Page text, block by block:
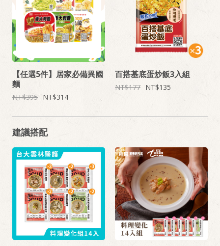
【任選5件】居家必備異國
麵
395 314
百搭基底蛋炒飯3入組
177 135
建議搭配